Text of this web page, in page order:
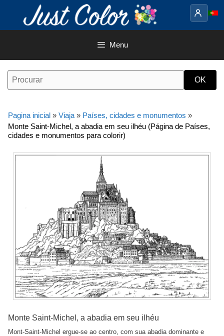
o
Menu
Pagina inicial » Viaja » Países, cidades e monumentos »
Monte Saint-Michel, a abadia em seu ilhéu (Página de Países,
cidades e monumentos para colorir)
Monte Saint-Michel, a abadia em seu ilhéu
Mont-Saint-Michel ergue-se ao centro, com sua abadia dominante e